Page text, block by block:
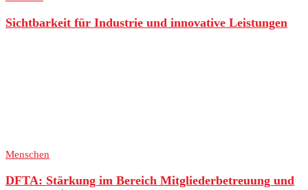
Sichtbarkeit für Industrie und innovative Leistungen
Menschen
DFTA: Stärkung im Bereich Mitgliederbetreuung und